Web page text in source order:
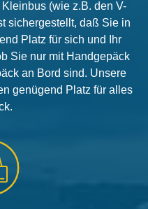
(wie z.B. den V-
sichergestellt, daß Sie in
Platz für sich und Ihr
Sie nur mit Handgepäck
an Bord sind. Unsere
genügend Platz für alles